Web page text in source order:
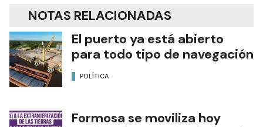
NOTAS RELACIONADAS
El puerto ya está abierto
para todo tipo de navegación
POLÍTICA
Formosa se moviliza hoy